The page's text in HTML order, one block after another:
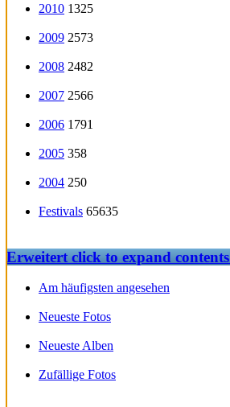
2010 1325
2009 2573
2008 2482
2007 2566
2006 1791
2005 358
2004 250
Festivals 65635
Erweitertclick to expand contents
Am häufigsten angesehen
Neueste Fotos
Neueste Alben
Zufällige Fotos